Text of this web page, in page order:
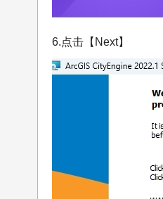
6.点击【Next】